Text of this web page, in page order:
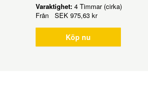
Varaktighet: 4 Timmar (cirka)
Från SEK 975,63 kr
Köp nu